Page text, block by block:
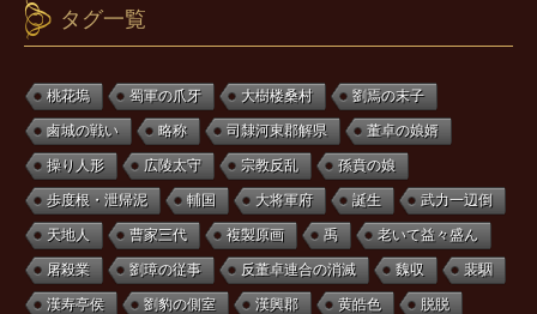
タグ一覧
桃花塢 蜀軍の爪牙 大樹楼桑村 劉焉の末子
鹵城の戦い 略称 司隸河東郡解県 董卓の娘婿
操り人形 広陵太守 宗教反乱 孫賁の娘
歩度根・泄帰泥 輔国 大将軍府 誕生 武力一辺倒
天地人 曹家三代 複製原画 禹 老いて益々盛ん
屠殺業 劉璋の従事 反董卓連合の消滅 魏収 裴駰
漢寿亭侯 劉豹の側室 漢興郡 黄皓色 脱脱